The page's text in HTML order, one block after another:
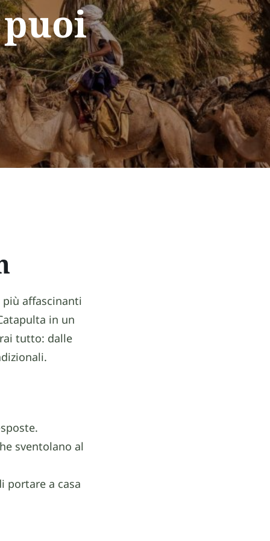
più affascinanti
in un
tutto: dalle
sventolano al
portare a casa